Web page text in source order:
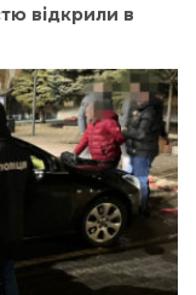
відкрили в